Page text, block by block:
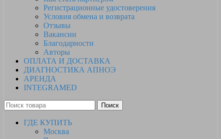
Регистрационные удостоверения
Условия обмена и возврата
Отзывы
Вакансии
Благодарности
Авторы
ОПЛАТА И ДОСТАВКА
ДИАГНОСТИКА АПНОЭ
АРЕНДА
INTEGRAMED
Поиск
ГДЕ КУПИТЬ
Москва